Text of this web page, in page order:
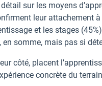
sur les moyens
leur attachement
et les stages
en somme, mais pas si
côté, placent
concrète du